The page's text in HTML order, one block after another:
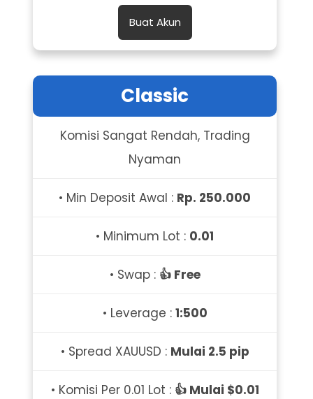
Buat Akun
Classic
Komisi Sangat Rendah, Trading
Nyaman
• Min Deposit Awal : Rp. 250.000
• Minimum Lot : 0.01
• Swap : 👍 Free
• Leverage : 1:500
• Spread XAUUSD : Mulai 2.5 pip
• Komisi Per 0.01 Lot : 👍 Mulai $0.01